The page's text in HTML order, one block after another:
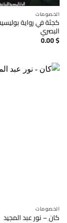
الخصومات
كجثة في رواية
البصري
0.00$
الخصومات
كان – نور عبد المجيد